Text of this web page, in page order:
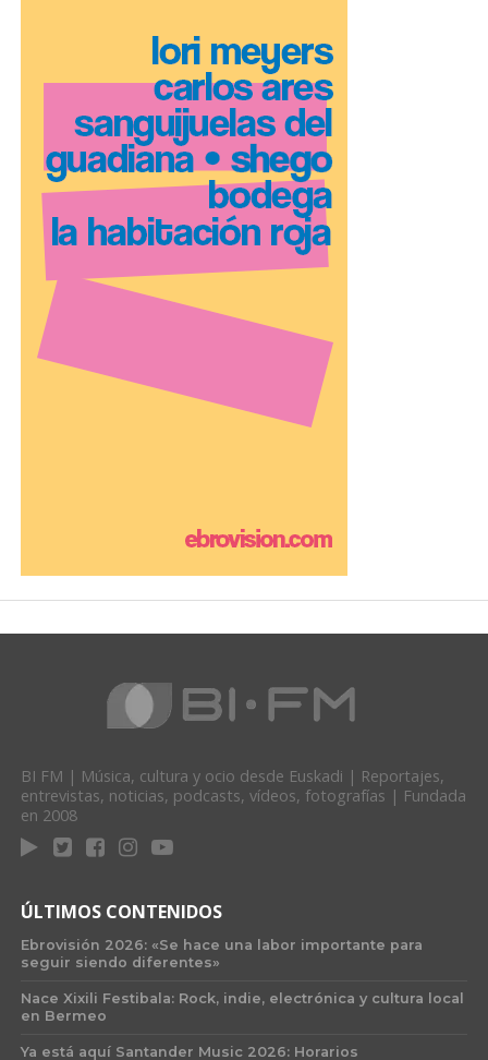
BI FM | Música, cultura y ocio desde Euskadi | Reportajes,
entrevistas, noticias, podcasts, vídeos, fotografías | Fundada
en 2008
ÚLTIMOS CONTENIDOS
Ebrovisión 2026: «Se hace una labor importante para
seguir siendo diferentes»
Nace Xixili Festibala: Rock, indie, electrónica y cultura local
en Bermeo
Ya está aquí Santander Music 2026: Horarios